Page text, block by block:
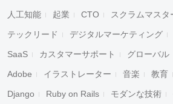
人工知能 起業 CTO スクラムマスタ
テックリード デジタルマーケティング
SaaS カスタマーサポート グローバル
Adobe イラストレーター 音楽 教育
Django Ruby on Rails モダンな技術